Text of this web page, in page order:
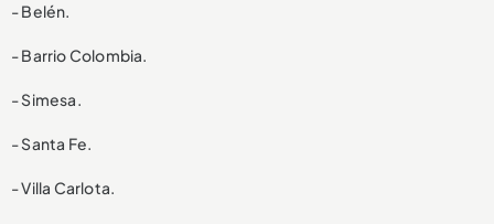
- Belén.
- Barrio Colombia.
- Simesa.
- Santa Fe.
- Villa Carlota.